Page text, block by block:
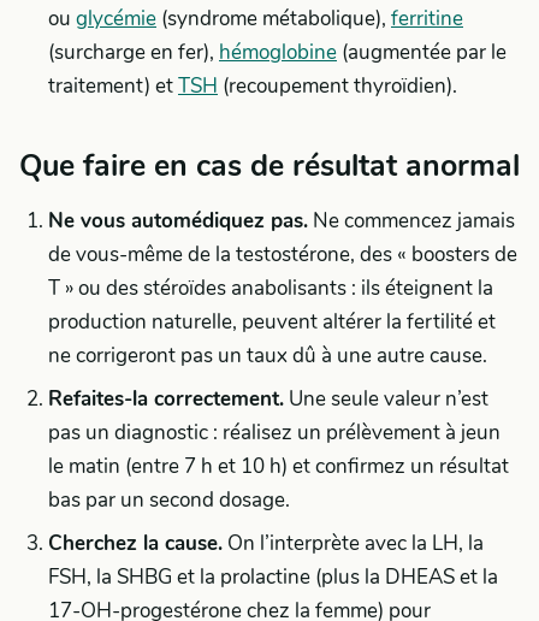
ou glycémie (syndrome métabolique), ferritine
(surcharge en fer), hémoglobine (augmentée par le
traitement) etTSH (recoupement thyroïdien).
Que faire en cas de résultat anormal
Ne vous automédiquez pas. Ne commencez jamais
de vous-même de la testostérone, des « boosters de
T » ou des stéroïdes anabolisants : ils éteignent la
production naturelle, peuvent altérer la fertilité et
ne corrigeront pas un taux dû à une autre cause.
Refaites-la correctement. Une seule valeur n’est
pas un diagnostic : réalisez un prélèvement à jeun
le matin (entre 7 h et 10 h) et confirmez un résultat
bas par un second dosage.
Cherchez la cause. On l’interprète avec la LH, la
FSH, la SHBG et la prolactine (plus la DHEAS et la
17-OH-progestérone chez la femme) pour